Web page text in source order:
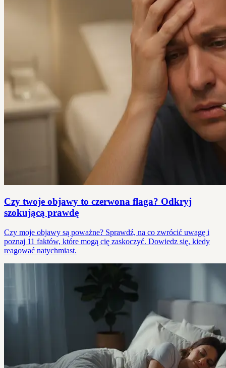
Czy twoje objawy to czerwona flaga? Odkryj
szokującą prawdę
Czy moje objawy są poważne? Sprawdź, na co zwrócić uwagę i
poznaj 11 faktów, które mogą cię zaskoczyć. Dowiedz się, kiedy
reagować natychmiast.